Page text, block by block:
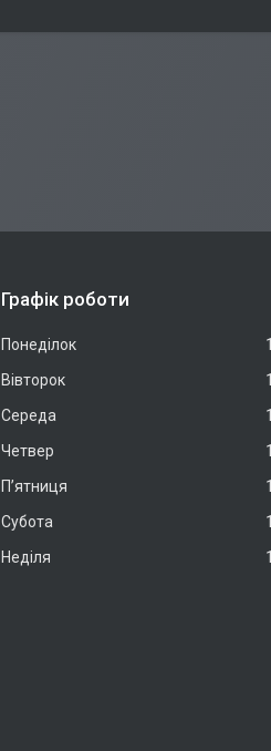
Графік роботи
Понеділок
Вівторок
Середа
Четвер
Пʼятниця
Субота
Неділя